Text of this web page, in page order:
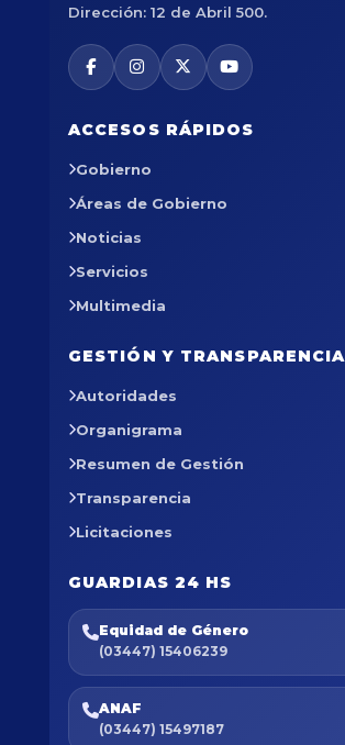
Dirección: 12 de Abril 500.
ACCESOS RÁPIDOS
Gobierno
Áreas de Gobierno
Noticias
Servicios
Multimedia
GESTIÓN Y TRANSPARENCIA
Autoridades
Organigrama
Resumen de Gestión
Transparencia
Licitaciones
GUARDIAS 24 HS
Equidad de Género
(03447) 15406239
ANAF
(03447) 15497187